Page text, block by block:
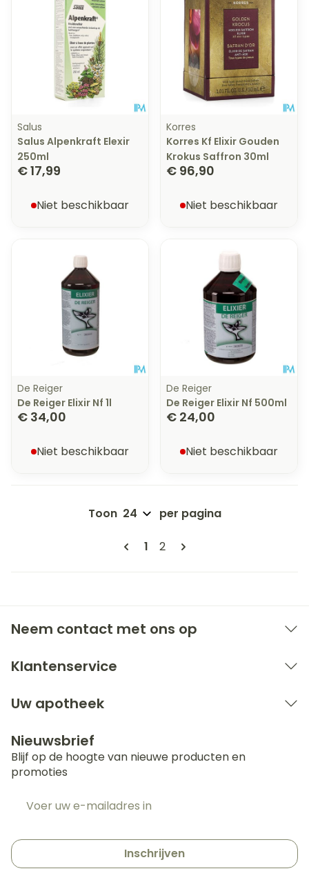
Salus
Salus Alpenkraft Elexir
250ml
€ 17,99
Niet beschikbaar
Korres
Korres Kf Elixir Gouden
Krokus Saffron 30ml
€ 96,90
Niet beschikbaar
De Reiger
De Reiger Elixir Nf 1l
€ 34,00
Niet beschikbaar
De Reiger
De Reiger Elixir Nf 500ml
€ 24,00
Niet beschikbaar
Pagina's
U lees momenteel pagina
1 Pagina
2
Toon per pagina
Neem contact met ons op
Klantenservice
Uw apotheek
Nieuwsbrief
Blijf op de hoogte van nieuwe producten en
promoties
Inschrijven